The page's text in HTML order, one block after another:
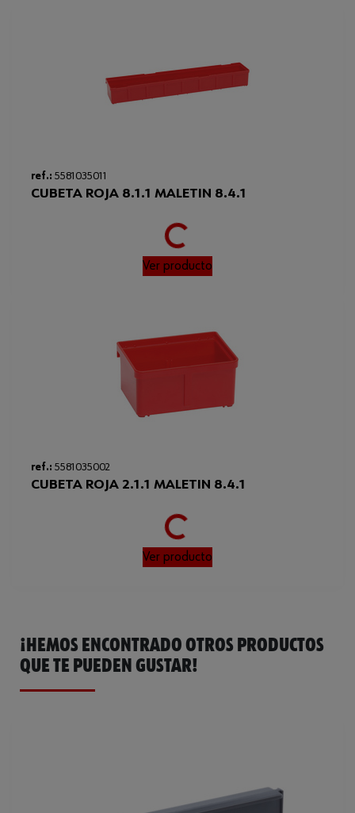
Peso del producto (por artículo) 7.250 g
ref.: 5581035011
CUBETA ROJA 8.1.1 MALETIN 8.4.1
Loading...
Ver producto
ref.: 5581035002
CUBETA ROJA 2.1.1 MALETIN 8.4.1
Loading...
Ver producto
¡HEMOS ENCONTRADO OTROS PRODUCTOS
QUE TE PUEDEN GUSTAR!